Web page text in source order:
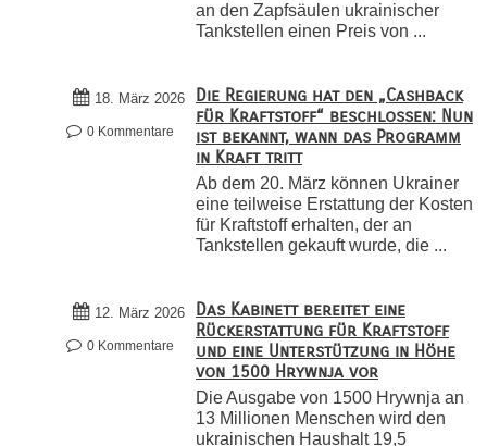
an den Zapfsäulen ukrainischer
Tankstellen einen Preis von ...
18. März 2026
0 Kommentare
Die Regierung hat den „Cashback
für Kraftstoff“ beschlossen: Nun
ist bekannt, wann das Programm
in Kraft tritt
Ab dem 20. März können Ukrainer
eine teilweise Erstattung der Kosten
für Kraftstoff erhalten, der an
Tankstellen gekauft wurde, die ...
12. März 2026
0 Kommentare
Das Kabinett bereitet eine
Rückerstattung für Kraftstoff
und eine Unterstützung in Höhe
von 1500 Hrywnja vor
Die Ausgabe von 1500 Hrywnja an
13 Millionen Menschen wird den
ukrainischen Haushalt 19,5